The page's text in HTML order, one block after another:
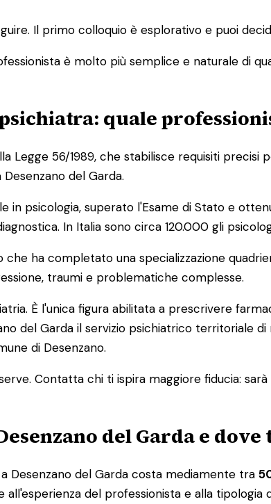
Il primo colloquio è esplorativo e puoi
è molto più semplice e naturale di
quale
Legge 56/1989, che stabilisce requisiti
del Garda.
in psicologia, superato l'Esame di Stato e
In Italia sono circa 120.000 gli
ha completato una specializzazione
traumi e problematiche complesse.
È l'unica figura abilitata a prescrivere
del Garda il servizio psichiatrico territoriale
di Desenzano.
Contatta chi ti ispira maggiore fiducia:
del Garda e
Desenzano del Garda costa mediamente tra
all'esperienza del professionista e alla tipologia